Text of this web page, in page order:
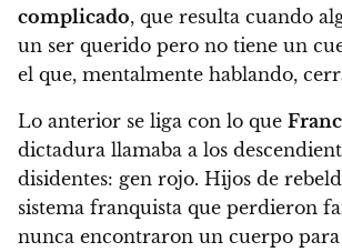
complicado, que resulta cuando
un ser querido pero no tiene un
el que, mentalmente hablando,
Lo anterior se liga con lo que
dictadura llamaba a los
disidentes: gen rojo. Hijos de
sistema franquista que perdieron
nunca encontraron un cuerpo